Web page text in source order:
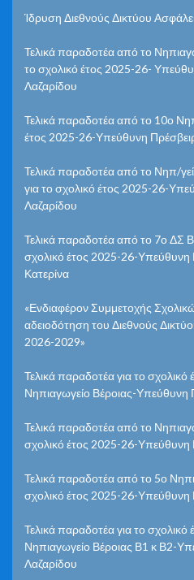
Ίδρυση Διεθνούς Δικτύου
Τελικά παραδοτέα από το
το σχολικό έτος 2025-26-
Λαζαρίδου
Τελικά παραδοτέα από το 10ο
έτος 2025-26-Υπεύθυνη
Τελικά παραδοτέα από το Νηπ/
για το σχολικό έτος 2025-26-
Λαζαρίδου
Τελικά παραδοτέα από το 7ο ΔΣ
σχολικό έτος 2025-26-
Κατερίνα
«Ενδιαφέρον Συμμετοχής
αδειοδότηση του Διεθνούς
2026-2029»
Τελικά παραδοτέα για το
Νηπιαγωγείο Βέροιας-Υπεύθυνη
Τελικά παραδοτέα από το
σχολικό έτος 2025-26-Υπεύθυνη
Τελικά παραδοτέα από το 5ο
σχολικό έτος 2025-26-Υπεύθυνη
Τελικά παραδοτέα για το
Νηπιαγωγείο Βέροιας Β1 κ Β2-
Λαζαρίδου